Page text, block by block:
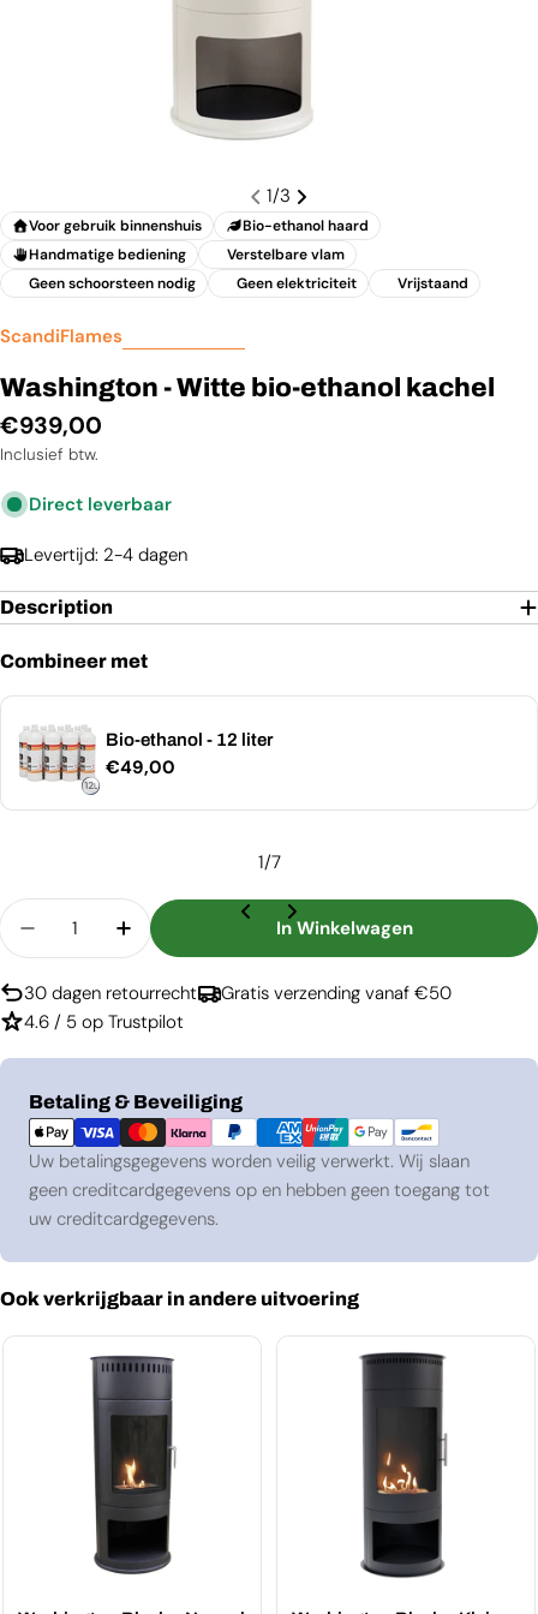
1/3
Voor gebruik binnenshuis
Bio-ethanol haard
Handmatige bediening
Verstelbare vlam
Geen schoorsteen nodig
Geen elektriciteit Vrijstaand
ScandiFlames
Washington - Witte bio-ethanol kachel
Normale
prijs
€939,00
Inclusief btw.
Direct leverbaar
Levertijd: 2-4 dagen
Description
Combineer met
Bio-ethanol - 12 liter
Normale
€49,00
1/7
Aantal
Aantal Verlagen Voor Washington - Witte Bio-
Aantal Verhogen Voor Washington -
In Winkelwagen
30 dagen retourrecht
Gratis verzending vanaf €50
4.6 / 5 op Trustpilot
Betaling & Beveiliging
Betaalmethoden
Uw betalingsgegevens worden veilig verwerkt. Wij slaan
geen creditcardgegevens op en hebben geen toegang tot
uw creditcardgegevens.
Ook verkrijgbaar in andere uitvoering